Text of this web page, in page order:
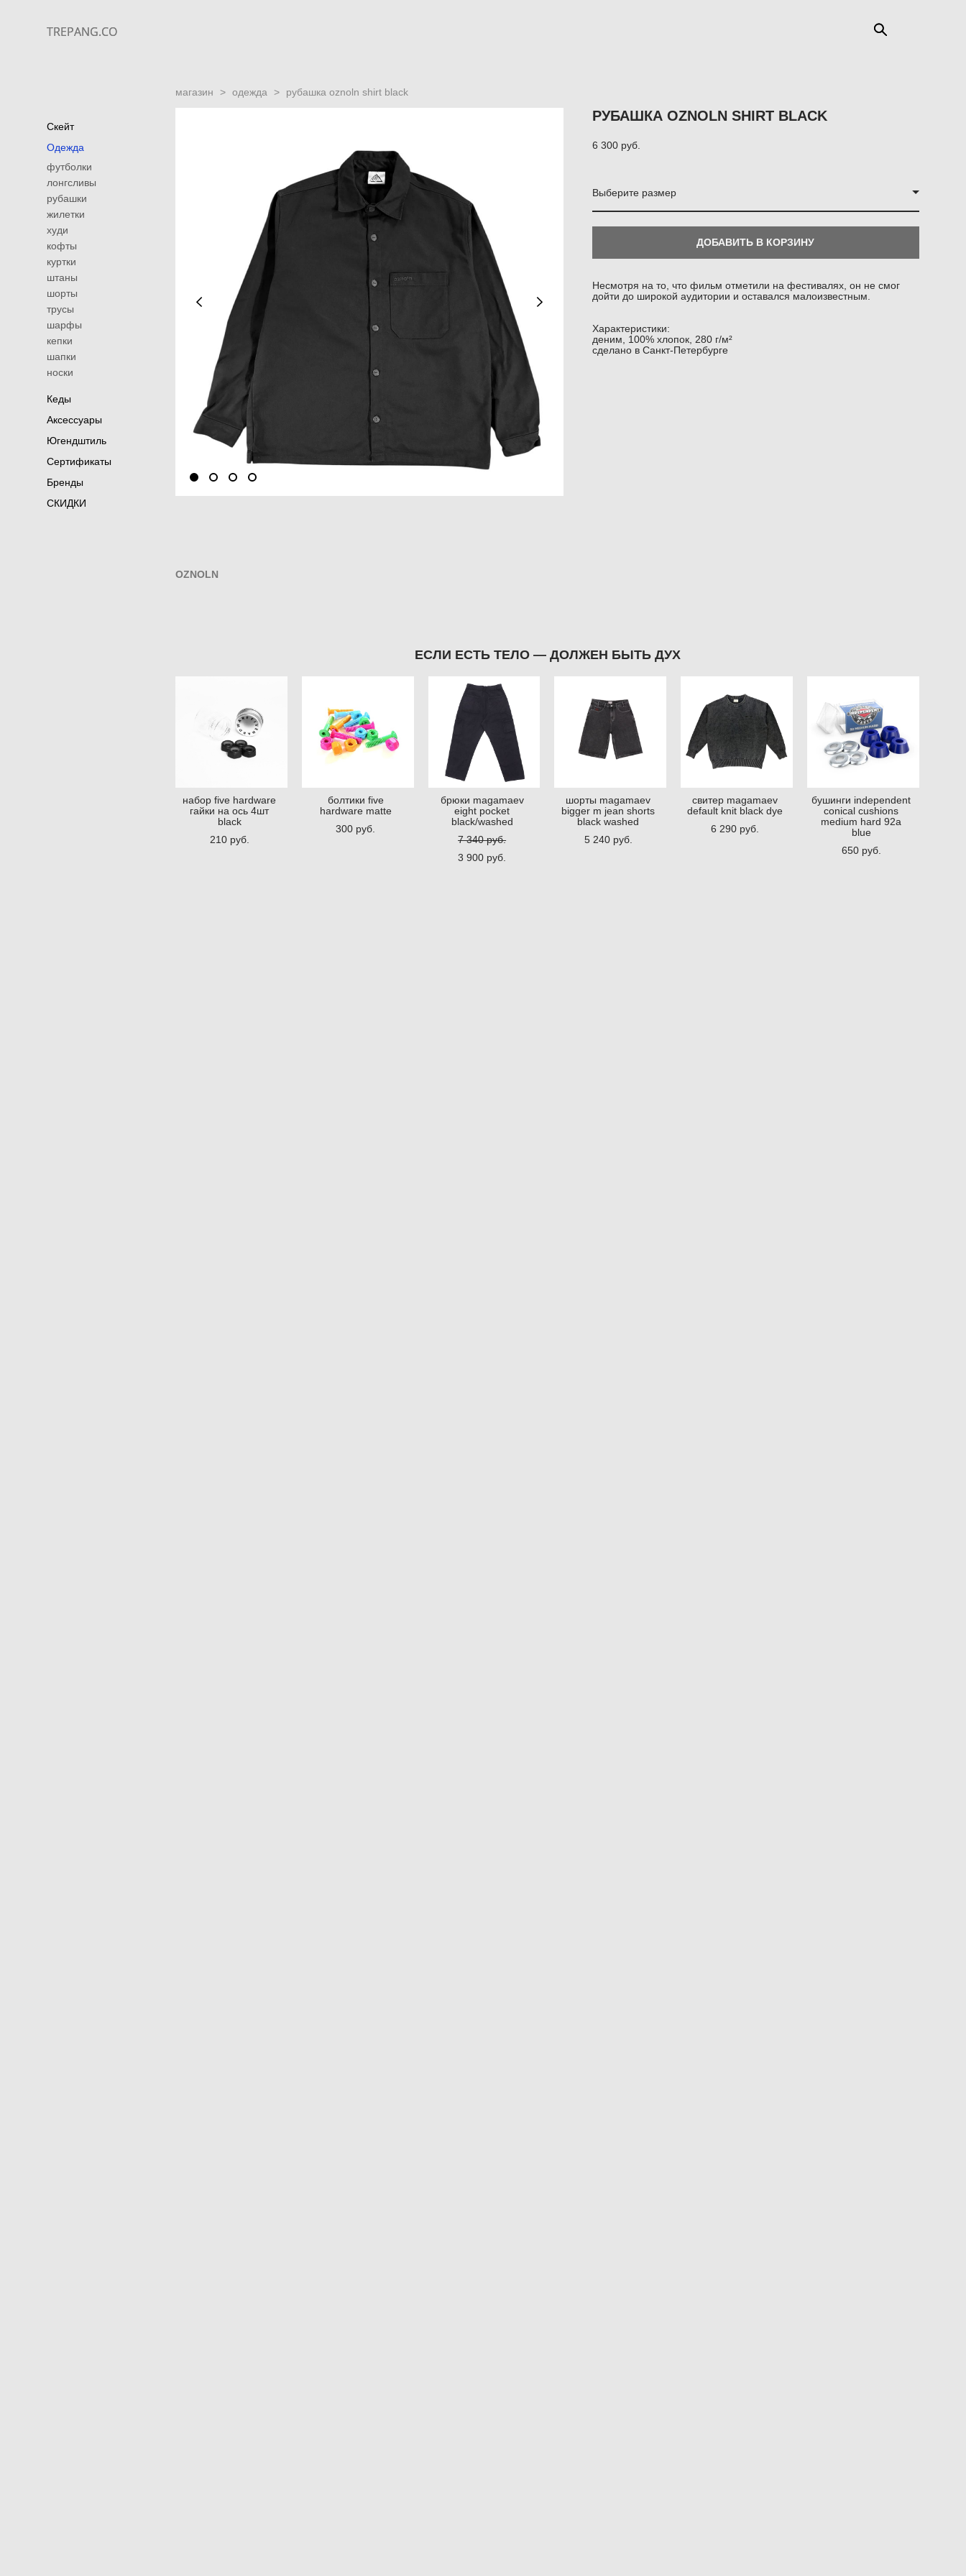
TREPANG.CO
TREPANG.CO
Скейт
Одежда
футболки
лонгсливы
рубашки
жилетки
худи
кофты
куртки
штаны
шорты
трусы
шарфы
кепки
шапки
носки
Кеды
Аксессуары
Югендштиль
Сертификаты
Бренды
СКИДКИ
магазин > одежда > рубашка oznoln shirt black
РУБАШКА OZNOLN SHIRT BLACK
6 300 pуб.
Выберите размер
ДОБАВИТЬ В КОРЗИНУ
Несмотря на то, что фильм отметили на фестивалях, он не смог
дойти до широкой аудитории и оставался малоизвестным.
Характеристики:
деним, 100% хлопок, 280 г/м²
сделано в Санкт-Петербурге
OZNOLN
ЕСЛИ ЕСТЬ ТЕЛО — ДОЛЖЕН БЫТЬ ДУХ
набор five hardware
гайки на ось 4шт
black
210 pуб.
болтики five
hardware matte
300 pуб.
брюки magamaev
eight pocket
black/washed
7 340 pуб.
3 900 pуб.
шорты magamaev
bigger m jean shorts
black washed
5 240 pуб.
свитер magamaev
default knit black dye
6 290 pуб.
бушинги independent
conical cushions
medium hard 92a
blue
650 pуб.